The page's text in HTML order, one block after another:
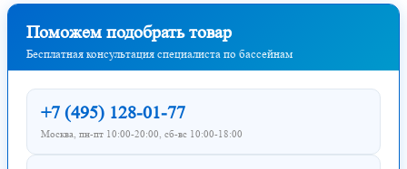
Поможем подобрать товар
Бесплатная консультация специалиста по бассейнам
+7 (495) 128-01-77
Москва, пн-пт 10:00-20:00, сб-вс 10:00-18:00